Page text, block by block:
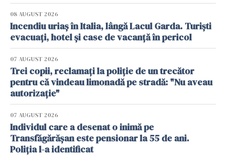
08 AUGUST 2026
Incendiu uriaș în Italia, lângă Lacul Garda. Turiști
evacuați, hotel și case de vacanță în pericol
07 AUGUST 2026
Trei copii, reclamați la poliție de un trecător
pentru că vindeau limonadă pe stradă: "Nu aveau
autorizație"
07 AUGUST 2026
Individul care a desenat o inimă pe
Transfăgărășan este pensionar la 55 de ani.
Poliția l-a identificat